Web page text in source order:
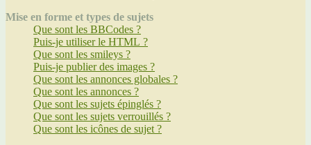
Mise en forme et types de sujets
Que sont les BBCodes ?
Puis-je utiliser le HTML ?
Que sont les smileys ?
Puis-je publier des images ?
Que sont les annonces globales ?
Que sont les annonces ?
Que sont les sujets épinglés ?
Que sont les sujets verrouillés ?
Que sont les icônes de sujet ?